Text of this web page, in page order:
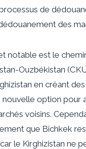
de
des
notable est le
Ouzbékistan
en créant
nouvelle option pour
voisins.
que Bichkek
le Kirghizistan ne